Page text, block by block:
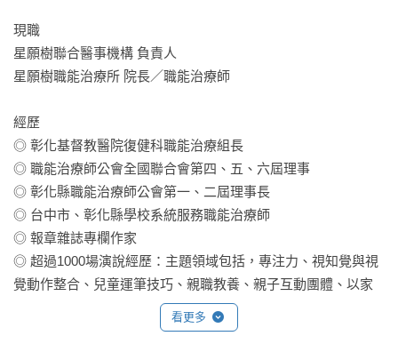
王珩生 中山醫學大學附設醫院職能治療師、職能治療師公會全
國聯合會理事長
張旭鎧 兒童專注力發展專家／職能治療師
魏大森 彰化基督教醫院復健醫學研究中心主任
蘇文清 陽光種子職能治療所所長
〔認識視覺認知專注力〕
．日常生活面
□ 穿錯鞋子
□ 將衣服穿反
．玩遊戲面
□ 拼圖、積木建構上的困難
現職
星願樹聯合醫事機構 負責人
星願樹職能治療所 院長／職能治療師
經歷
◎ 彰化基督教醫院復健科職能治療組長
◎ 職能治療師公會全國聯合會第四、五、六屆理事
◎ 彰化縣職能治療師公會第一、二屆理事長
◎ 台中市、彰化縣學校系統服務職能治療師
◎ 報章雜誌專欄作家
◎ 超過1000場演說經歷：主題領域包括，專注力、視知覺與視
覺動作整合、兒童運筆技巧、親職教養、親子互動團體、以家
庭為中心的早期療育、感覺統合、紙本遊戲設計、多媒體遊戲
設計、教案研發、兒童職能治療相關議題等。
看更多